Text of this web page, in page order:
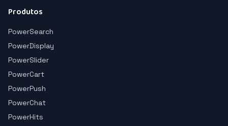
Produtos
PowerSearch
PowerDisplay
PowerSlider
PowerCart
PowerPush
PowerChat
PowerHits